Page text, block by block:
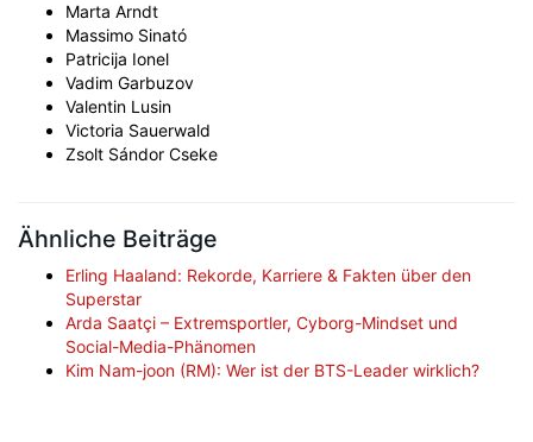
Marta Arndt
Massimo Sinató
Patricija Ionel
Vadim Garbuzov
Valentin Lusin
Victoria Sauerwald
Zsolt Sándor Cseke
Ähnliche Beiträge
Erling Haaland: Rekorde, Karriere & Fakten über den
Superstar
Arda Saatçi – Extremsportler, Cyborg-Mindset und
Social-Media-Phänomen
Kim Nam-joon (RM): Wer ist der BTS-Leader wirklich?